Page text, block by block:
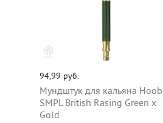
94,99 руб.
Мундштук для кальяна Hoob
SMPL British Rasing Green x
Gold